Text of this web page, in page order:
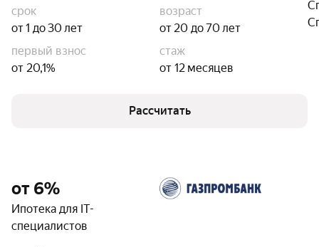
срок
от 1 до 30 лет
возраст
от 20 до 70 лет
первый взнос
от 20,1%
стаж
от 12 месяцев
Рассчитать
от 6%
Ипотека для IT-
специалистов